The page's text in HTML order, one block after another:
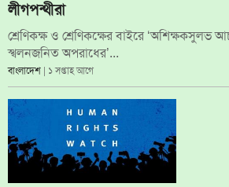
লীগপন্থীরা
শ্রেণিকক্ষ ও শ্রেণিকক্ষের বাইরে ‘অশিক্ষকসুলভ
স্খলনজনিত অপরাধের’...
বাংলাদেশ | ১ সপ্তাহ আগে